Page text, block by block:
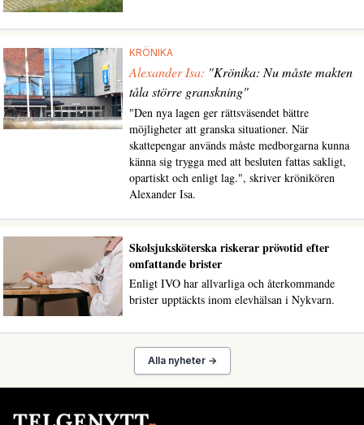
KRÖNIKA
Alexander Isa: "Krönika: Nu måste makten
tåla större granskning"
"Den nya lagen ger rättsväsendet bättre
möjligheter att granska situationer. När
skattepengar används måste medborgarna kunna
känna sig trygga med att besluten fattas sakligt,
opartiskt och enligt lag.", skriver krönikören
Alexander Isa.
Skolsjuksköterska riskerar prövotid efter
omfattande brister
Enligt IVO har allvarliga och återkommande
brister upptäckts inom elevhälsan i Nykvarn.
Alla nyheter →